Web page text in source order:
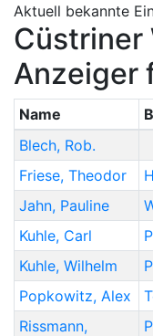
Aktuell bekannte
Cüstriner
Anzeiger
Name
Blech, Rob.
Friese, Theodor
Jahn, Pauline
Kuhle, Carl
Kuhle, Wilhelm
Popkowitz, Alex
Rissmann,